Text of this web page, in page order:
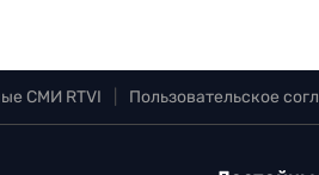
СМИ RTVI Пользовательское